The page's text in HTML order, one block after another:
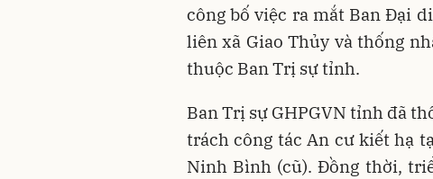
công bố việc ra mắt Ban Đại
liên xã Giao Thủy và thống
thuộc Ban Trị sự tỉnh.
Ban Trị sự GHPGVN tỉnh đã
trách công tác An cư kiết hạ
Ninh Bình (cũ). Đồng thời,